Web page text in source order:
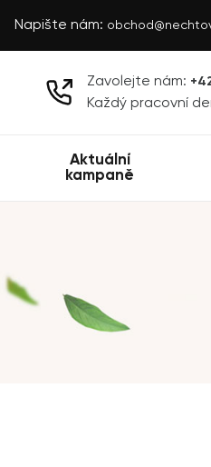
Napište nám:
Zavolejte nám:
Každý pracovní
Aktuální
kampaně